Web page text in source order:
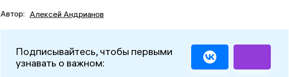
Автор: Алексей Андрианов
Подписывайтесь, чтобы первыми
узнавать о важном: